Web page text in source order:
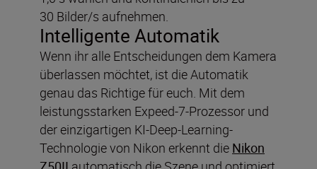
30 Bilder/s aufnehmen.
Intelligente Automatik
Wenn ihr alle Entscheidungen dem Kamera
überlassen möchtet, ist die Automatik
genau das Richtige für euch. Mit dem
leistungsstarken Expeed-7-Prozessor und
der einzigartigen KI-Deep-Learning-
Technologie von Nikon erkennt die Nikon